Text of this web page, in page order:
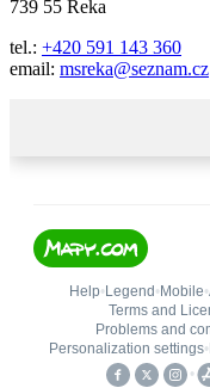
739 55 Řeka
tel.: +420 591 143 360
email: msreka@seznam.cz